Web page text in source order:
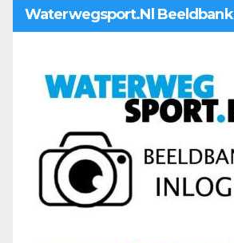
Waterwegsport.nl Beeldbank